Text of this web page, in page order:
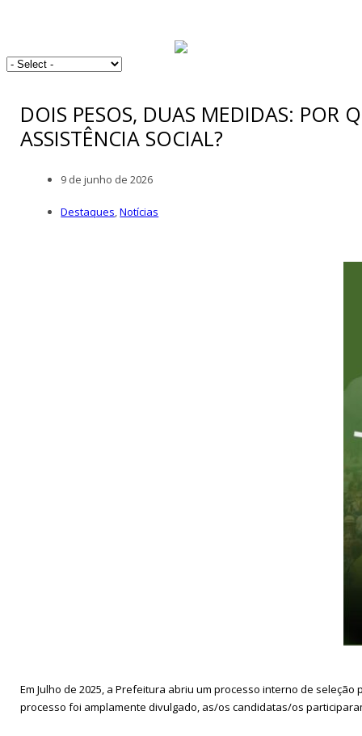
DOIS PESOS, DUAS MEDIDAS: POR
ASSISTÊNCIA SOCIAL?
9 de junho de 2026
Destaques,Notícias
Em Julho de 2025, a Prefeitura abriu um processo interno de
processo foi amplamente divulgado, as/os candidatas/os